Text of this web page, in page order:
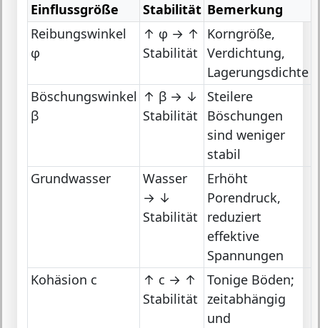
Einflussgröße
Stabilität Bemerkung
Reibungswinkel
φ
↑ φ → ↑
Stabilität
Korngröße,
Verdichtung,
Lagerungsdichte
Böschungswinkel
β
↑ β → ↓
Stabilität
Steilere
Böschungen
sind weniger
stabil
Grundwasser
Wasser
→ ↓
Stabilität
Erhöht
Porendruck,
reduziert
effektive
Spannungen
Kohäsion c
↑ c → ↑
Stabilität
Tonige Böden;
zeitabhängig
und